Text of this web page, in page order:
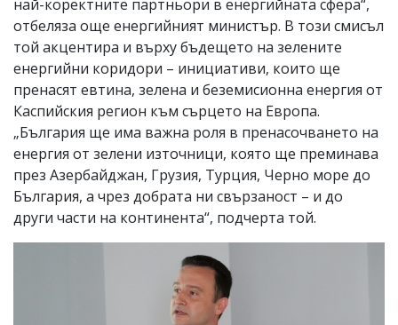
най-коректните партньори в енергийната сфера“,
отбеляза още енергийният министър. В този смисъл
той акцентира и върху бъдещето на зелените
енергийни коридори – инициативи, които ще
пренасят евтина, зелена и беземисионна енергия от
Каспийския регион към сърцето на Европа.
„България ще има важна роля в пренасочването на
енергия от зелени източници, която ще преминава
през Азербайджан, Грузия, Турция, Черно море до
България, а чрез добрата ни свързаност – и до
други части на континента“, подчерта той.